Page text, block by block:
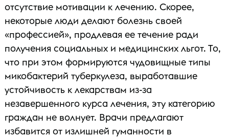
отсутствие мотивации к лечению. Скорее,
некоторые люди делают болезнь своей
«профессией», продлевая ее течение ради
получения социальных и медицинских льгот. То,
что при этом формируются чудовищные типы
микобактерий туберкулеза, выработавшие
устойчивость к лекарствам из-за
незавершенного курса лечения, эту категорию
граждан не волнует. Врачи предлагают
избавится от излишней гуманности в